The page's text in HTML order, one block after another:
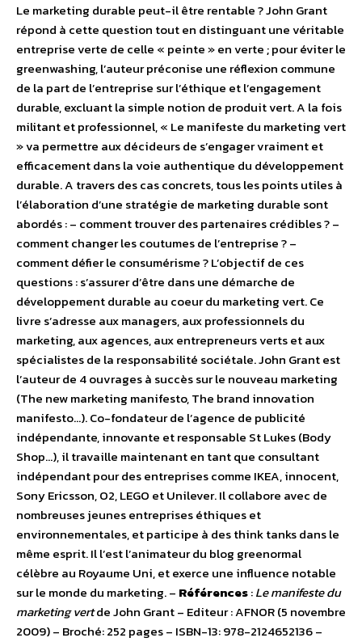
Le marketing durable peut-il être rentable ? John Grant
répond à cette question tout en distinguant une véritable
entreprise verte de celle « peinte » en verte ; pour éviter le
greenwashing, l’auteur préconise une réflexion commune
de la part de l’entreprise sur l’éthique et l’engagement
durable, excluant la simple notion de produit vert. A la fois
militant et professionnel, « Le manifeste du marketing vert
» va permettre aux décideurs de s’engager vraiment et
efficacement dans la voie authentique du développement
durable. A travers des cas concrets, tous les points utiles à
l’élaboration d’une stratégie de marketing durable sont
abordés : – comment trouver des partenaires crédibles ? –
comment changer les coutumes de l’entreprise ? –
comment défier le consumérisme ? L’objectif de ces
questions : s’assurer d’être dans une démarche de
développement durable au coeur du marketing vert. Ce
livre s’adresse aux managers, aux professionnels du
marketing, aux agences, aux entrepreneurs verts et aux
spécialistes de la responsabilité sociétale. John Grant est
l’auteur de 4 ouvrages à succès sur le nouveau marketing
(The new marketing manifesto, The brand innovation
manifesto…). Co-fondateur de l’agence de publicité
indépendante, innovante et responsable St Lukes (Body
Shop…), il travaille maintenant en tant que consultant
indépendant pour des entreprises comme IKEA, innocent,
Sony Ericsson, O2, LEGO et Unilever. Il collabore avec de
nombreuses jeunes entreprises éthiques et
environnementales, et participe à des think tanks dans le
même esprit. Il l’est l’animateur du blog greenormal
célèbre au Royaume Uni, et exerce une influence notable
sur le monde du marketing. – Références:Le manifeste du
marketing vertde John Grant – Editeur : AFNOR (5 novembre
2009) – Broché: 252 pages – ISBN-13: 978-2124652136 –